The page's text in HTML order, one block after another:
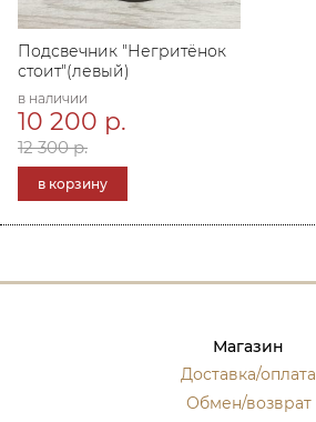
Подсвечник "Негритёнок
стоит"(левый)
в наличии
10 200 р.
12 300 р.
в корзину
Магазин
Доставка/оплата
Обмен/возврат